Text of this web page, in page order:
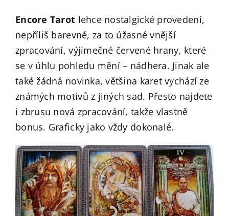
Encore Tarot lehce nostalgické provedení,
nepříliš barevné, za to úžasné vnější
zpracování, výjimečné červené hrany, které
se v úhlu pohledu mění – nádhera. Jinak ale
také žádná novinka, většina karet vychází ze
známých motivů z jiných sad. Přesto najdete
i zbrusu nová zpracování, takže vlastně
bonus. Graficky jako vždy dokonalé.